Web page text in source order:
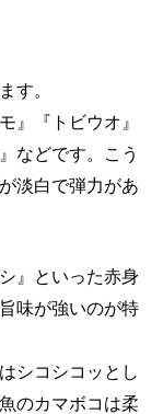
す。
』『トビウオ』
などです。こう
淡白で弾力があ
』といった赤身
味が強いのが特
シコシコッとし
のカマボコは柔